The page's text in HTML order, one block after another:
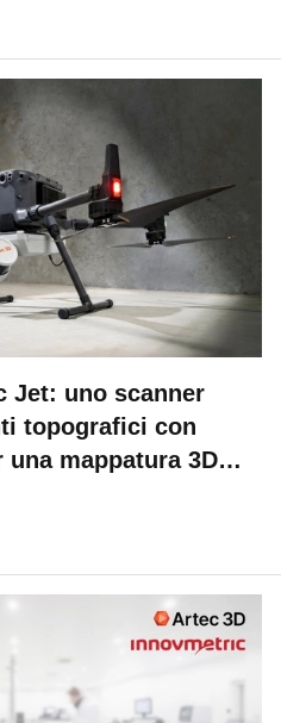
Jet: uno scanner
topografici con
mappatura 3D